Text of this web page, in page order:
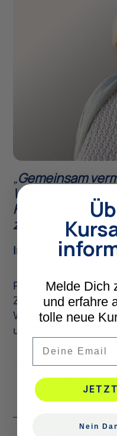
„Gemeinsam
Wissen und
Kinderschutz in
zu gestalten."
Im Teilnehmerpreis
Präsentationen,
Zugang zum
Warme und kalte
und Snacks.
Lehrgang
Nummer
Melde Dich
und erfahre
tolle neue
Nein